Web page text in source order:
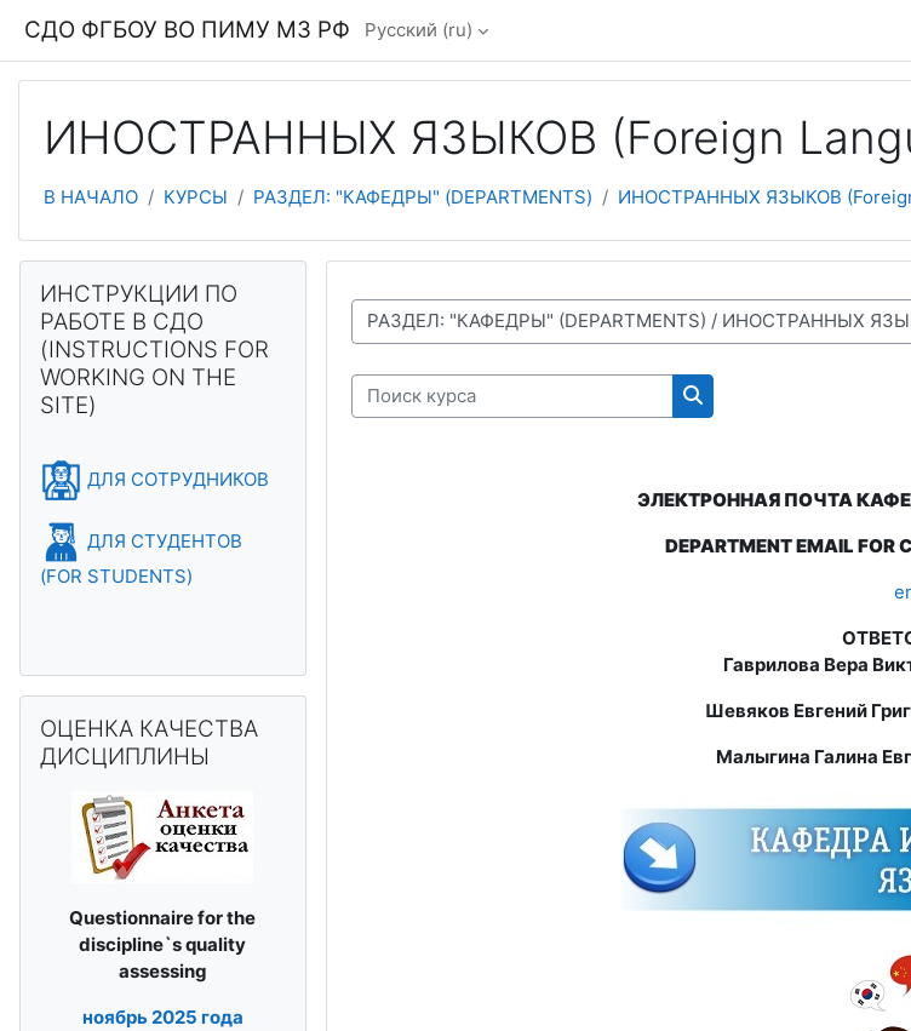
СДО ФГБОУ ВО ПИМУ МЗ РФ Русский ‎(ru)‎
ИНОСТРАННЫХ ЯЗЫКОВ (Foreign
В НАЧАЛО КУРСЫ РАЗДЕЛ: "КАФЕДРЫ" (DEPARTMENTS) ИНОСТРАННЫХ ЯЗЫКОВ
СПИСОК ДОСТУПНЫХ КАФЕДР И ТЕСТОВ
Поиск курса
Поиск курса
ЭЛЕКТРОННАЯ ПОЧТА
DEPARTMENT EMAIL FOR
Гаврилова Вера
Шевяков Евгений
Малыгина Галина
Блоки
ИНСТРУКЦИИ ПО
РАБОТЕ В СДО
(INSTRUCTIONS FOR
WORKING ON THE
SITE)
ДЛЯ СОТРУДНИКОВ
ДЛЯ СТУДЕНТОВ
(FOR STUDENTS)
ОЦЕНКА КАЧЕСТВА
ДИСЦИПЛИНЫ
Questionnaire for the
discipline`squality
assessing
ноябрь2025 года